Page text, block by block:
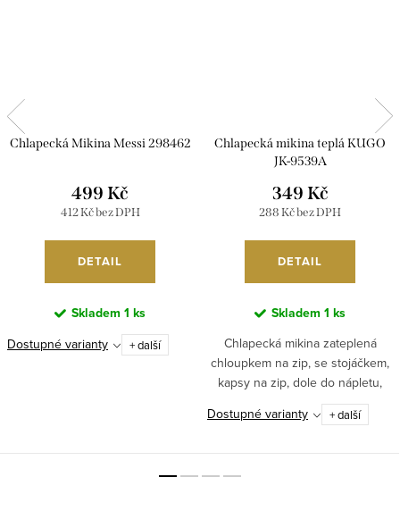
Chlapecká Mikina Messi 298462
412 Kč bez DPH
499 Kč
DETAIL
Skladem 1 ks
Dostupné varianty
+ další
Chlapecká mikina teplá KUGO
JK-9539A
288 Kč bez DPH
349 Kč
DETAIL
Skladem 1 ks
Chlapecká mikina zateplená
chloupkem na zip, se stojáčkem,
kapsy na zip, dole do nápletu,
signální prvky. Mikina je s
oblíbeným...
Dostupné varianty + další